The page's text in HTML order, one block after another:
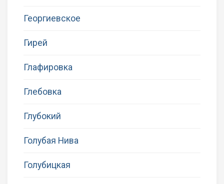
Георгиевское
Гирей
Глафировка
Глебовка
Глубокий
Голубая Нива
Голубицкая